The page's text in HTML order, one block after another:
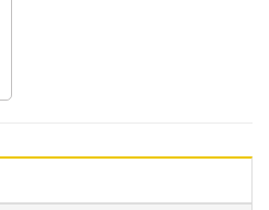
hương đào chai 455ml số lượng